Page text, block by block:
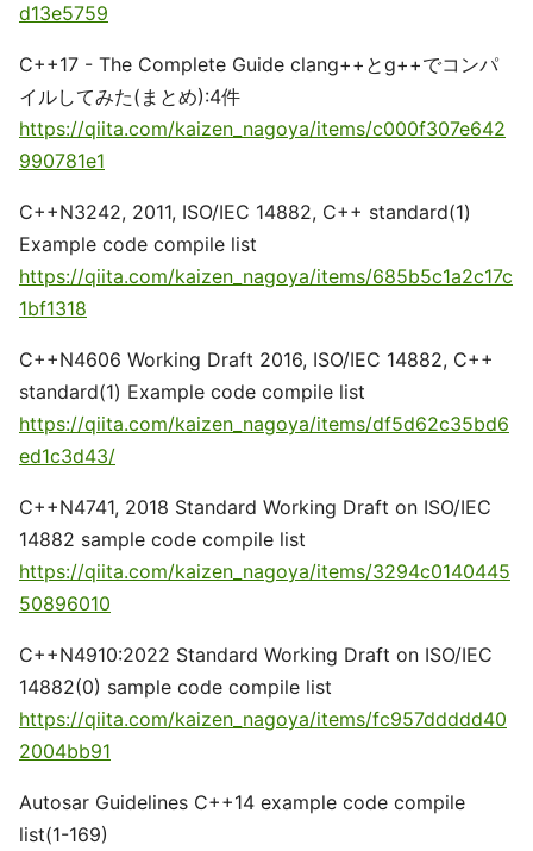
d13e5759
C++17 - The Complete Guide clang++とg++でコンパ
イルしてみた(まとめ):4件
https://qiita.com/kaizen_nagoya/items/c000f307e642
990781e1
C++N3242, 2011, ISO/IEC 14882, C++ standard(1)
Example code compile list
https://qiita.com/kaizen_nagoya/items/685b5c1a2c17c
1bf1318
C++N4606 Working Draft 2016, ISO/IEC 14882, C++
standard(1) Example code compile list
https://qiita.com/kaizen_nagoya/items/df5d62c35bd6
ed1c3d43/
C++N4741, 2018 Standard Working Draft on ISO/IEC
14882 sample code compile list
https://qiita.com/kaizen_nagoya/items/3294c0140445
50896010
C++N4910:2022 Standard Working Draft on ISO/IEC
14882(0) sample code compile list
https://qiita.com/kaizen_nagoya/items/fc957ddddd40
2004bb91
Autosar Guidelines C++14 example code compile
list(1-169)